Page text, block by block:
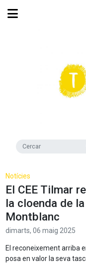
Notícies
El CEE Tilmar
la cloenda de
Montblanc
dimarts, 06 maig 2025
El reconeixement arriba
posa en valor la seva